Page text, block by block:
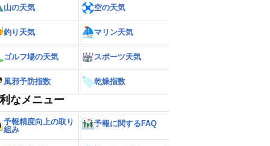
山の天気 空の天気
釣り天気 マリン天気
ゴルフ場の天気 スポーツ天気
風邪予防指数 乾燥指数
なメニュー
予報精度向上の取り
組み
予報に関するFAQ